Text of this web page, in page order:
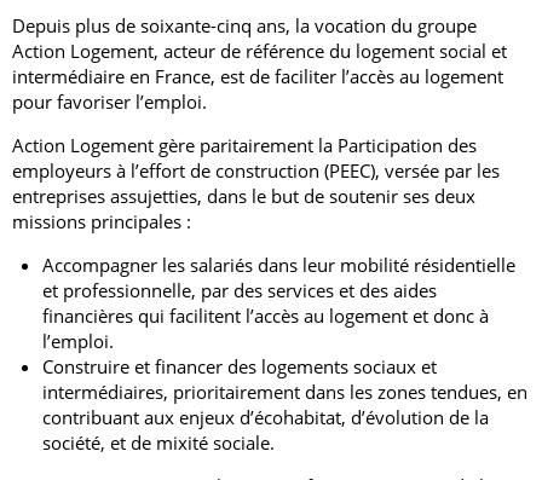
Depuis plus de soixante-cinq ans, la vocation du groupe
Action Logement, acteur de référence du logement social et
intermédiaire en France, est de faciliter l’accès au logement
pour favoriser l’emploi.
Action Logement gère paritairement la Participation des
employeurs à l’effort de construction (PEEC), versée par les
entreprises assujetties, dans le but de soutenir ses deux
missions principales :
Accompagner les salariés dans leur mobilité résidentielle
et professionnelle, par des services et des aides
financières qui facilitent l’accès au logement et donc à
l’emploi.
Construire et financer des logements sociaux et
intermédiaires, prioritairement dans les zones tendues, en
contribuant aux enjeux d’écohabitat, d’évolution de la
société, et de mixité sociale.